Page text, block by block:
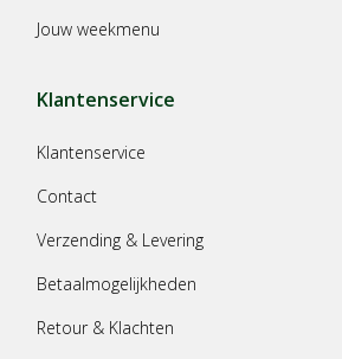
Jouw weekmenu
Klantenservice
Klantenservice
Contact
Verzending & Levering
Betaalmogelijkheden
Retour & Klachten